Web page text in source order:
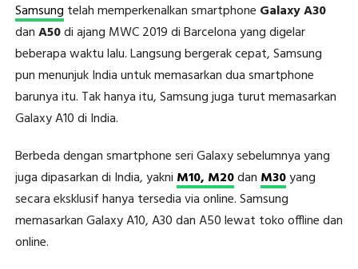
Samsung telah memperkenalkan smartphone Galaxy A30
danA50di ajang MWC 2019 di Barcelona yang digelar
beberapa waktu lalu. Langsung bergerak cepat, Samsung
pun menunjuk India untuk memasarkan dua smartphone
barunya itu. Tak hanya itu, Samsung juga turut memasarkan
Galaxy A10 di India.
Berbeda dengan smartphone seri Galaxy sebelumnya yang
juga dipasarkan di India, yakni M10, M20dan M30yang
secara eksklusif hanya tersedia via online. Samsung
memasarkan Galaxy A10, A30 dan A50 lewat toko offline dan
online.